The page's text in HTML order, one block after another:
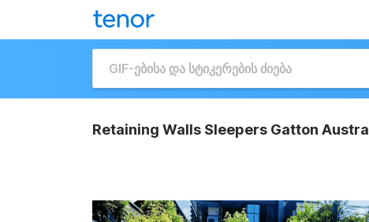
Retaining Walls Sleepers Gatton